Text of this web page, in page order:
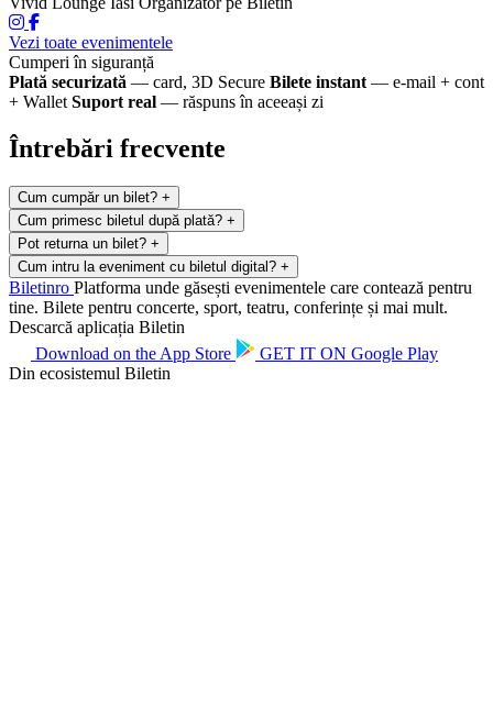
Vezi toate evenimentele
Cumperi în siguranță
Plată securizată — card, 3D Secure Bilete instant — e-mail + cont
+ Wallet Suport real — răspuns în aceeași zi
Întrebări frecvente
Cum cumpăr un bilet? +
Cum primesc biletul după plată? +
Pot returna un bilet? +
Cum intru la eveniment cu biletul digital? +
Biletinro Platforma unde găsești evenimentele care contează pentru
tine. Bilete pentru concerte, sport, teatru, conferințe și mai mult.
Descarcă aplicația Biletin
Download on the App Store GET IT ON Google Play
Din ecosistemul Biletin